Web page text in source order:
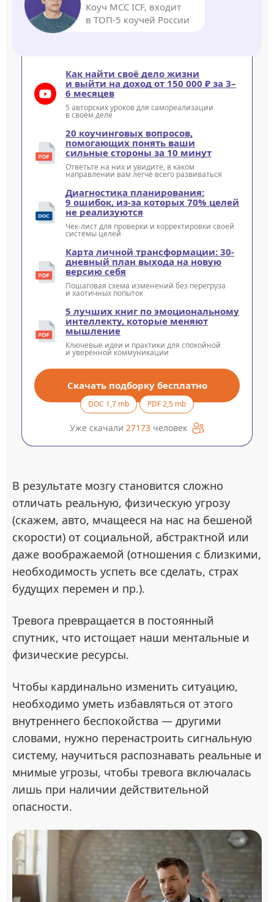
Коуч MCC ICF, входит
в ТОП-5 коучей России
Как найти своё дело жизни
и выйти на доход от 150 000 ₽ за 3–
6 месяцев
5 авторских уроков для самореализации
в своём деле
20 коучинговых вопросов,
помогающих понять ваши
сильные стороны за 10 минут
Ответьте на них и увидите, в каком
направлении вам легче всего развиваться
Диагностика планирования:
9 ошибок, из-за которых 70% целей
не реализуются
Чек-лист для проверки и корректировки своей
системы целей
Карта личной трансформации: 30-
дневный план выхода на новую
версию себя
Пошаговая схема изменений без перегруза
и хаотичных попыток
5 лучших книг по эмоциональному
интеллекту, которые меняют
мышление
Ключевые идеи и практики для спокойной
и уверенной коммуникации
Скачать подборку бесплатно
DOC 1,7 mb PDF 2,5 mb
Уже скачали 27173 человек
В результате мозгу становится сложно
отличать реальную, физическую угрозу
(скажем, авто, мчащееся на нас на бешеной
скорости) от социальной, абстрактной или
даже воображаемой (отношения с близкими,
необходимость успеть все сделать, страх
будущих перемен и пр.).
Тревога превращается в постоянный
спутник, что истощает наши ментальные и
физические ресурсы.
Чтобы кардинально изменить ситуацию,
необходимо уметь избавляться от этого
внутреннего беспокойства — другими
словами, нужно перенастроить сигнальную
систему, научиться распознавать реальные и
мнимые угрозы, чтобы тревога включалась
лишь при наличии действительной
опасности.